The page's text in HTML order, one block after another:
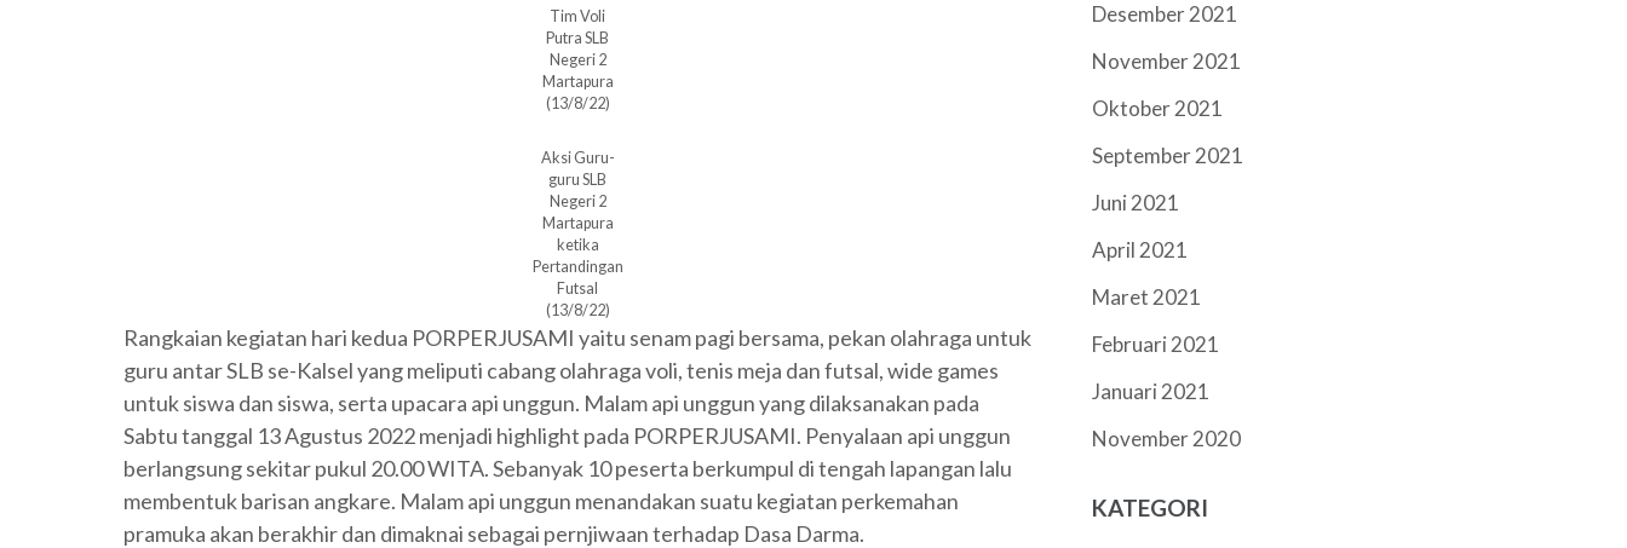
Tim Voli
Putra SLB
Negeri 2
Martapura
(13/8/22)
Aksi Guru-
guru SLB
Negeri 2
Martapura
ketika
Pertandingan
Futsal
(13/8/22)
Rangkaian kegiatan hari kedua PORPERJUSAMI yaitu senam pagi bersama, pekan olahraga untuk
guru antar SLB se-Kalsel yang meliputi cabang olahraga voli, tenis meja dan futsal, wide games
untuk siswa dan siswa, serta upacara api unggun. Malam api unggun yang dilaksanakan pada
Sabtu tanggal 13 Agustus 2022 menjadi highlight pada PORPERJUSAMI. Penyalaan api unggun
berlangsung sekitar pukul 20.00 WITA. Sebanyak 10 peserta berkumpul di tengah lapangan lalu
membentuk barisan angkare. Malam api unggun menandakan suatu kegiatan perkemahan
pramuka akan berakhir dan dimaknai sebagai pernjiwaan terhadap Dasa Darma.
Desember 2021
November 2021
Oktober 2021
September 2021
Juni 2021
April 2021
Maret 2021
Februari 2021
Januari 2021
November 2020
KATEGORI